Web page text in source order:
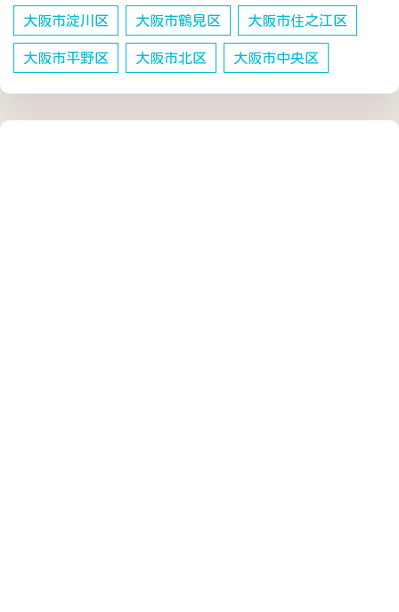
大阪市淀川区 大阪市鶴見区 大阪市住之江区
大阪市平野区 大阪市北区 大阪市中央区